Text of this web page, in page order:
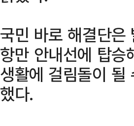
국민 바로 해결단은
항만 안내선에 탑승
생활에 걸림돌이
했다.